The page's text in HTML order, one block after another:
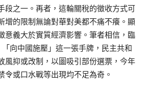
段之一。再者，這輪關稅的徵收方式可
增的限制無論對華對美都不痛不癢。顯
意義大於實質經濟影響。筆者相信，臨
向中國施壓」這一張手牌，民主共和
風抑或改制，以圖吸引部份選票，今年
令或口水戰等出現均不足為奇。